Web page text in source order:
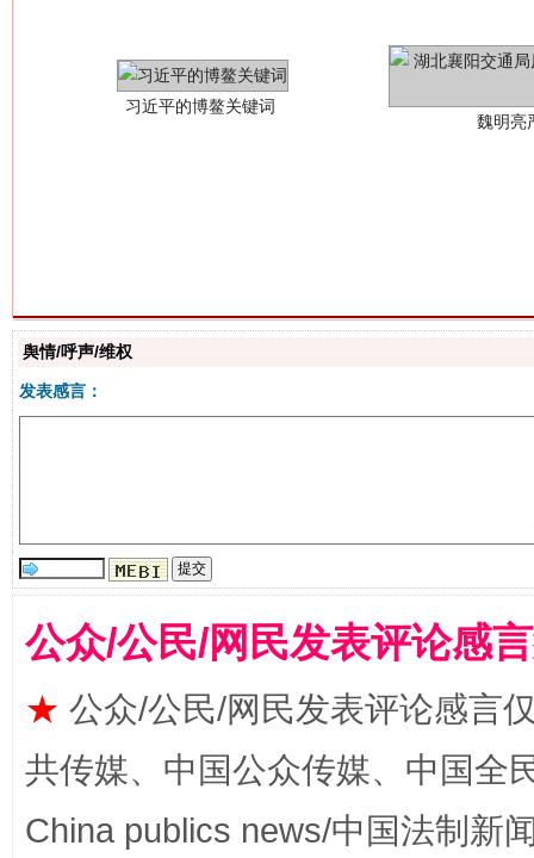
揭批美国五大"原罪"
舆情/呼声/维权
发表感言：
公众/公民/网民发表评论感
★ 公众/公民/网民发表评论感言
共传媒、中国公众传媒、中国全
China publics news/中国法制新